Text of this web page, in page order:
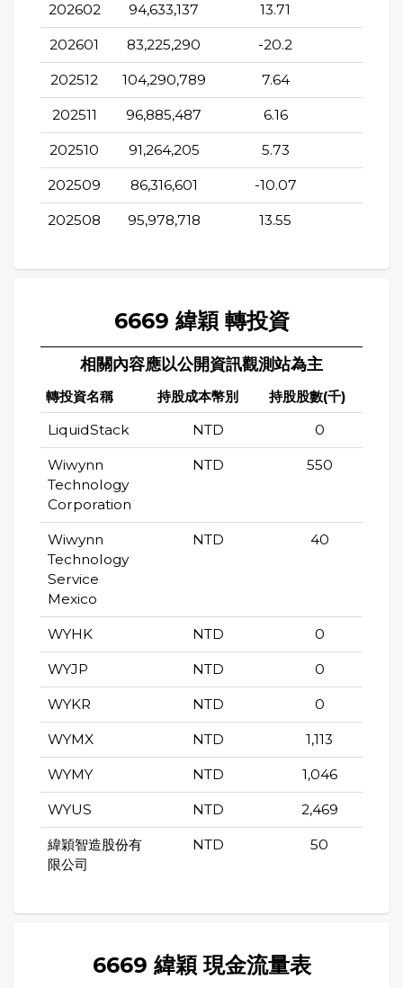
202602 94,633,137 13.71
202601 83,225,290 -20.2
202512 104,290,789 7.64
202511 96,885,487 6.16
202510 91,264,205 5.73
202509 86,316,601 -10.07
202508 95,978,718 13.55
6669 緯穎 轉投資
相關內容應以公開資訊觀測站為主
轉投資名稱 持股成本幣別 持股股數(千)
LiquidStack NTD 0
Wiwynn
Technology
Corporation
NTD 550
Wiwynn
Technology
Service
Mexico
NTD 40
WYHK NTD 0
WYJP NTD 0
WYKR NTD 0
WYMX NTD 1,113
WYMY NTD 1,046
WYUS NTD 2,469
緯穎智造股份有
限公司
NTD 50
6669 緯穎 現金流量表